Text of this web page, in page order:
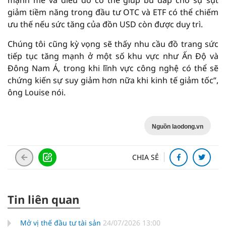
giảm tiềm năng trong đầu tư OTC và ETF có thể chiếm
ưu thế nếu sức tăng của đồn USD còn được duy trì.
Chúng tôi cũng kỳ vọng sẽ thấy nhu cầu đồ trang sức
tiếp tục tăng mạnh ở một số khu vực như Ấn Độ và
Đông Nam Á, trong khi lĩnh vực công nghệ có thể sẽ
chứng kiến ​​sự suy giảm hơn nữa khi kinh tế giảm tốc”,
ông Louise nói.
Nguồn laodong.vn
CHIA SẺ
Tin liên quan
Mở vị thế đầu tư tài sản 24/07/2026 13:00